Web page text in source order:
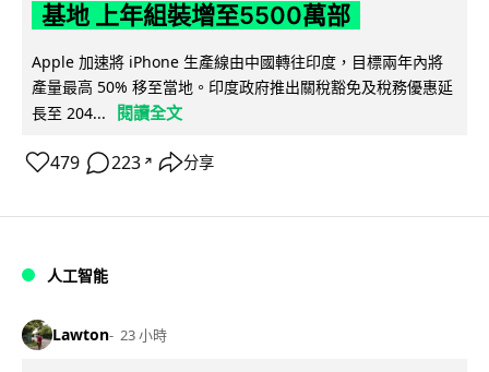
基地 上年組裝增至5500萬部
Apple 加速將 iPhone 生產線由中國轉往印度，目標兩年內將
產量最高 50% 移至當地。印度政府推出關稅豁免及稅務優惠延
長至 204...
閱讀全文
479 223 ↗ 分享
人工智能
Lawton 23 小時